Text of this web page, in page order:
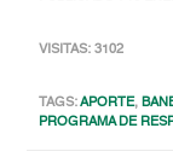
VISITAS: 3102
TAGS:APORTE,
PROGRAMA DE